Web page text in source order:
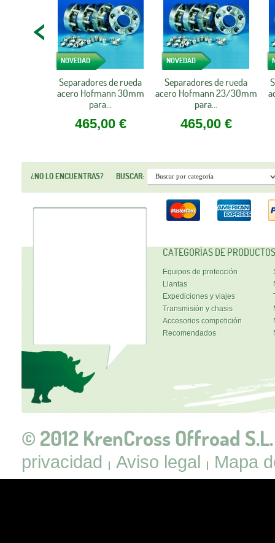
NOVEDAD
Separadores de rueda
acero Hofmann 30mm
para...
465,00 €
NOVEDAD
Separadores de rueda
acero Hofmann 23/30mm
para...
465,00 €
¿NO LO ENCUENTRAS? BUSCAR:
CATEGORÍAS DE PRODUCTOS
Equipos de protección
Llantas
Expediciones y viajes
Transmisión y chasis
Accesorios competición
Recomendados
© 2012 KrenCross Offroad S.L.
privacidad Aviso legal Mapa